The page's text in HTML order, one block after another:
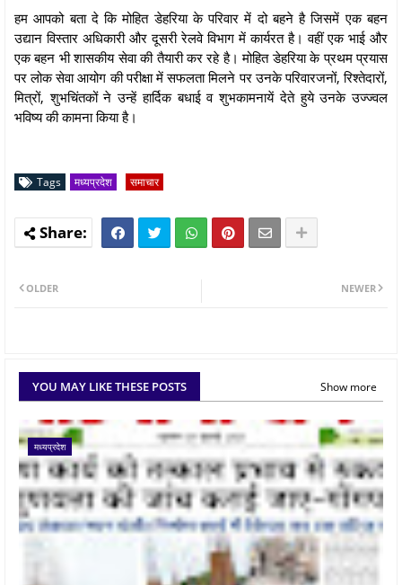
हम आपको बता दे कि मोहित डेहरिया के परिवार में दो बहने है जिसमें एक बहन
उद्यान विस्तार अधिकारी और दूसरी रेलवे विभाग में कार्यरत है। वहीं एक भाई और
एक बहन भी शासकीय सेवा की तैयारी कर रहे है। मोहित डेहरिया के प्रथम प्रयास
पर लोक सेवा आयोग की परीक्षा में सफलता मिलने पर उनके परिवारजनों, रिश्तेदारों,
मित्रों, शुभचिंतकों ने उन्हें हार्दिक बधाई व शुभकामनायें देते हुये उनके उज्ज्वल
भविष्य की कामना किया है।
Tags मध्यप्रदेश समाचार
NEWER
OLDER
YOU MAY LIKE THESE POSTS Show more
मध्यप्रदेश